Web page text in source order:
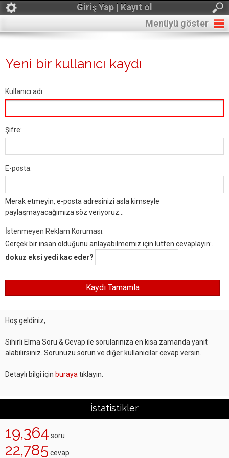
Giriş Yap | Kayıt ol
Menüyü göster
Yeni bir kullanıcı kaydı
Kullanıcı adı:
Şifre:
E-posta:
Merak etmeyin, e-posta adresinizi asla kimseyle
paylaşmayacağımıza söz veriyoruz...
İstenmeyen Reklam Koruması:
Gerçek bir insan olduğunu anlayabilmemiz için lütfen cevaplayın:.
dokuz eksi yedi kac eder?
Hoş geldiniz,
Sihirli Elma Soru & Cevap ile sorularınıza en kısa zamanda yanıt
alabilirsiniz. Sorunuzu sorun ve diğer kullanıcılar cevap versin.
Detaylı bilgi için buraya tıklayın.
İstatistikler
19,364 soru
22,785 cevap